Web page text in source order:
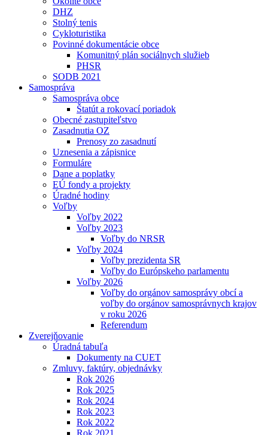
DHZ
Stolný tenis
Cykloturistika
Povinné dokumentácie obce
Komunitný plán sociálnych služieb
PHSR
SODB 2021
Samospráva
Samospráva obce
Štatút a rokovací poriadok
Obecné zastupiteľstvo
Zasadnutia OZ
Prenosy zo zasadnutí
Uznesenia a zápisnice
Formuláre
Dane a poplatky
EÚ fondy a projekty
Úradné hodiny
Voľby
Voľby 2022
Voľby 2023
Voľby do NRSR
Voľby 2024
Voľby prezidenta SR
Voľby do Európskeho parlamentu
Voľby 2026
Voľby do orgánov samosprávy obcí a
voľby do orgánov samosprávnych krajov
v roku 2026
Referendum
Zverejňovanie
Úradná tabuľa
Dokumenty na CUET
Zmluvy, faktúry, objednávky
Rok 2026
Rok 2025
Rok 2024
Rok 2023
Rok 2022
Rok 2021